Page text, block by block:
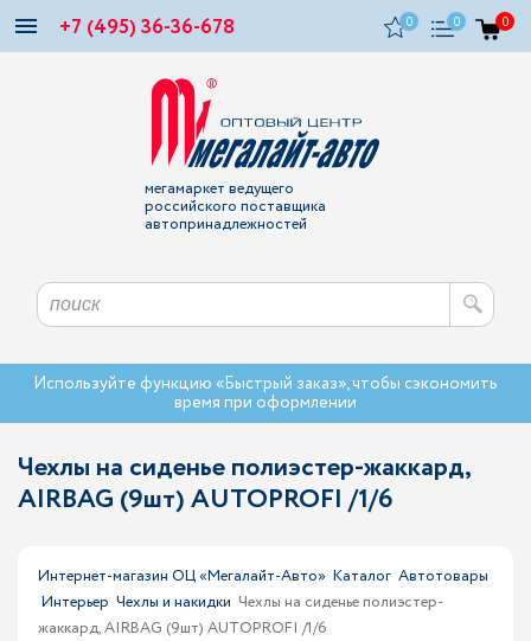
+7 (495) 36-36-678 0 0 0
мегамаркет ведущего
российского поставщика
автопринадлежностей
Используйте функцию «Быстрый заказ», чтобы сэкономить
время при оформлении
Чехлы на сиденье полиэстер-жаккард,
AIRBAG (9шт) AUTOPROFI /1/6
Интернет-магазин ОЦ «Мегалайт-Авто» Каталог Автотовары
Интерьер Чехлы и накидки Чехлы на сиденье полиэстер-
жаккард, AIRBAG (9шт) AUTOPROFI /1/6